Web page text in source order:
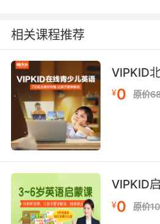
通过制作家庭树，可以
帮
地熟悉自己与家庭成员间的
其次，通过整个画家庭树
刻地理解尊敬长辈、爱护幼
观念，养成正确的家庭观。
此外，制作家庭树本身就是
趣味活动，可以培养孩子的
激发孩子的创造力
我们如何制作一棵家庭树？
相关课程推荐
VIPKID
¥0 原价
VIPKID
¥0 原价